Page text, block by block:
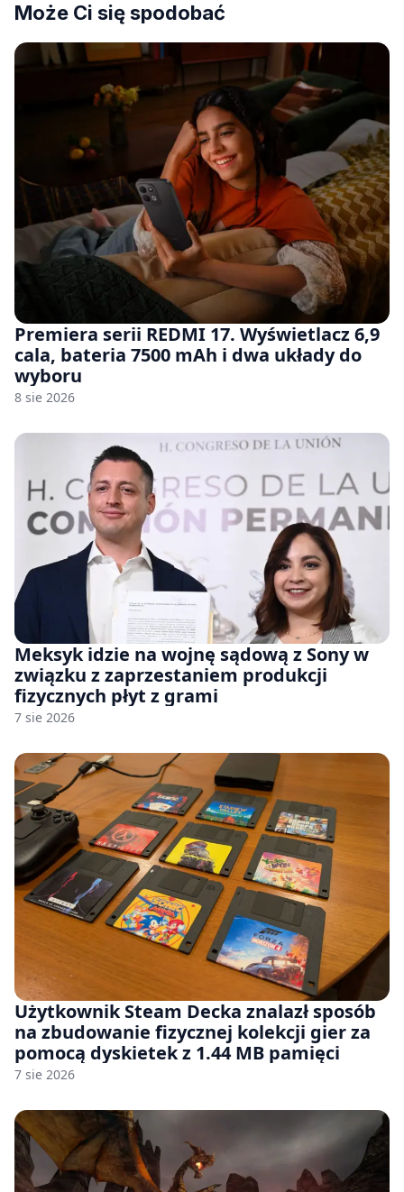
Może Ci się spodobać
Premiera serii REDMI 17. Wyświetlacz 6,9
cala, bateria 7500 mAh i dwa układy do
wyboru
8 sie 2026
Meksyk idzie na wojnę sądową z Sony w
związku z zaprzestaniem produkcji
fizycznych płyt z grami
7 sie 2026
Użytkownik Steam Decka znalazł sposób
na zbudowanie fizycznej kolekcji gier za
pomocą dyskietek z 1.44 MB pamięci
7 sie 2026